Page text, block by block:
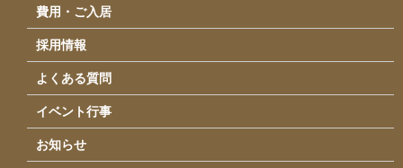
費用・ご入居
採用情報
よくある質問
イベント行事
お知らせ